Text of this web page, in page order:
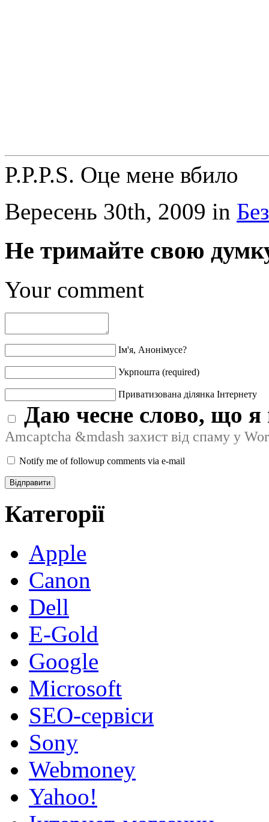
P.P.P.S. Оце мене вбило
Вересень 30th, 2009 in
Не тримайте свою
Your comment
Ім'я, Анонімусе?
Укрпошта (required)
Приватизована ділянка Інтернету
Даю чесне слово, що я
Amcaptcha &mdash захист від спаму у
Notify me of followup comments via e-mail
Категорії
Apple
Canon
Dell
E-Gold
Google
Microsoft
SEO-сервіси
Sony
Webmoney
Yahoo!